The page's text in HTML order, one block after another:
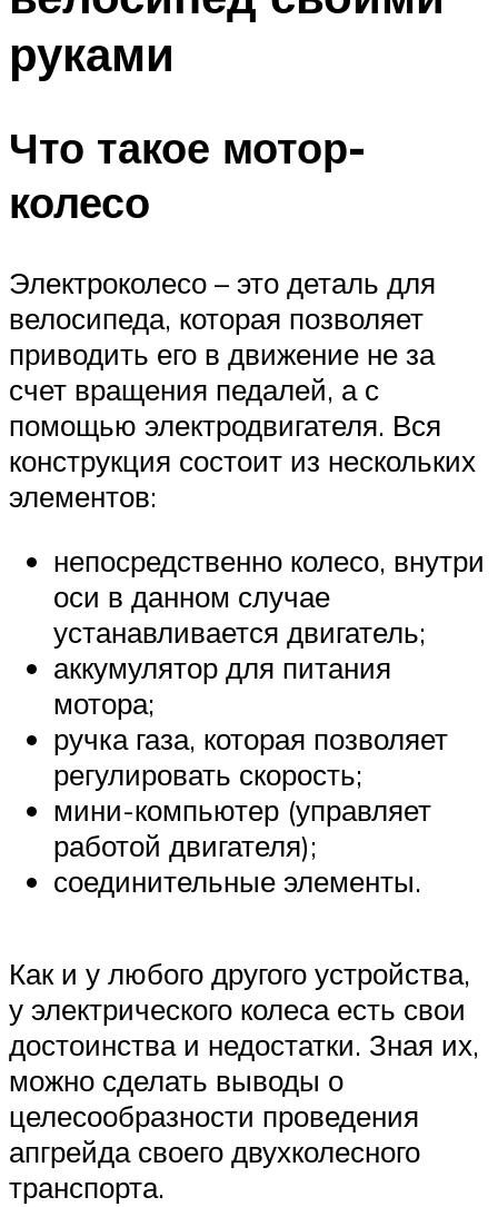
руками
Что такое мотор-
колесо
Электроколесо – это деталь для
велосипеда, которая позволяет
приводить его в движение не за
счет вращения педалей, а с
помощью электродвигателя. Вся
конструкция состоит из нескольких
элементов:
непосредственно колесо, внутри
оси в данном случае
устанавливается двигатель;
аккумулятор для питания
мотора;
ручка газа, которая позволяет
регулировать скорость;
мини-компьютер (управляет
работой двигателя);
соединительные элементы.
Как и у любого другого устройства,
у электрического колеса есть свои
достоинства и недостатки. Зная их,
можно сделать выводы о
целесообразности проведения
апгрейда своего двухколесного
транспорта.